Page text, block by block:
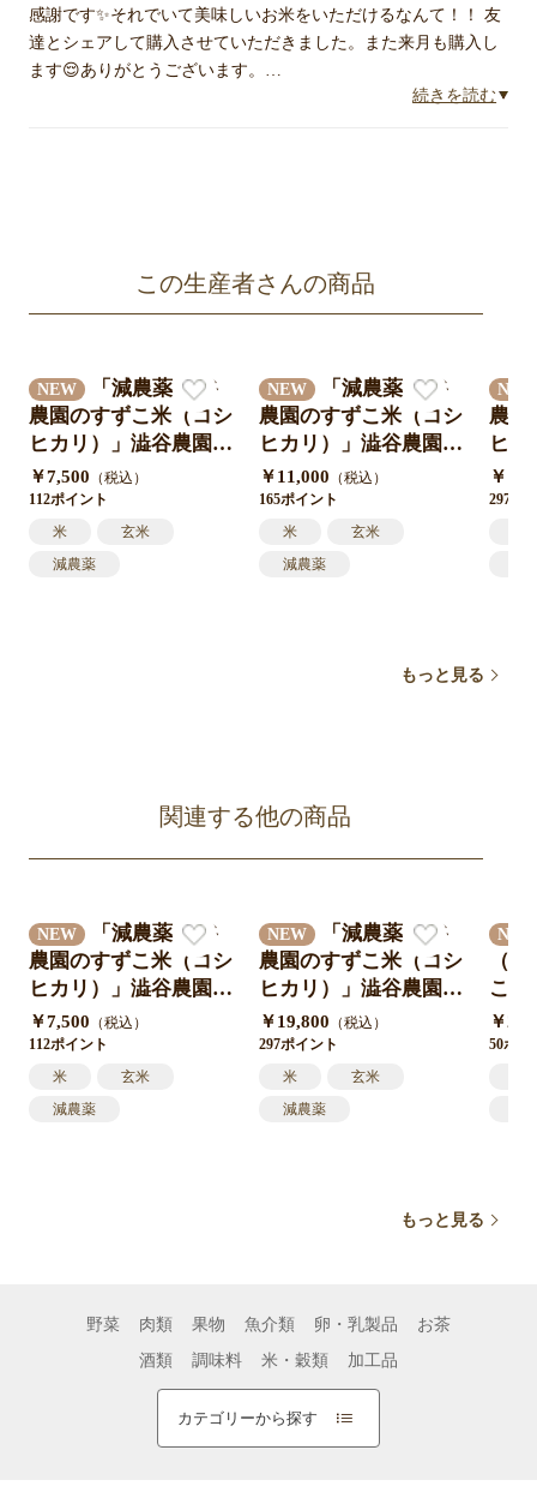
感謝です✨それでいて美味しいお米をいただけるなんて！！ 友
達とシェアして購入させていただきました。また来月も購入し
ます😌ありがとうございます。…
続きを読む
もっと見る
この生産者さんの商品
NEW
「減農薬 澁谷
農園のすずこ米（コシ
ヒカリ）」澁谷農園 1
0代目すずこが作った
『すずこ米』令和7年
度 三重県産 米袋入り
10㎏（5㎏×2袋）送料
￥7,500 （税込）
112ポイント
米
玄米
減農薬
NEW
「減農薬 澁谷
農園のすずこ米（コシ
ヒカリ）」澁谷農園 1
0代目すずこが作った
『すずこ米』令和7年
度 三重県産 米袋入り
15㎏（5㎏×3袋）送料
￥11,000 （税込）
165ポイント
米
玄米
減農薬
NEW
農園
ヒカ
0代
『す
￥
297ポ
もっと見る
関連する他の商品
NEW
「減農薬 澁谷
農園のすずこ米（コシ
ヒカリ）」澁谷農園 1
0代目すずこが作った
『すずこ米』令和7年
度 三重県産 米袋入り
10㎏（5㎏×2袋）送料
￥7,500 （税込）
112ポイント
米
玄米
減農薬
NEW
「減農薬 澁谷
農園のすずこ米（コシ
ヒカリ）」澁谷農園 1
0代目すずこが作った
『すずこ米』令和7年
度 三重県産 米袋入り
30㎏（5㎏×6袋）送料
￥19,800 （税込）
297ポイント
米
玄米
減農薬
NEW
（3
こ
の
抜い
￥
50ポイ
野菜 肉類 果物 魚介類 卵・乳製品
お茶
酒類
調味料 米・穀類 加工品
カテゴリーから探す